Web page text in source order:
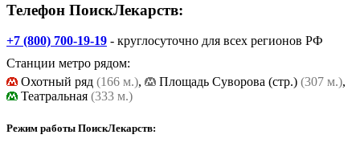
Телефон ПоискЛекарств:
+7 (800) 700-19-19 - круглосуточно для всех регионов РФ
Станции метро рядом:
Охотный ряд (166 м.), Площадь Cуворова (стр.) (307 м.),
Театральная (333 м.)
Режим работы ПоискЛекарств: